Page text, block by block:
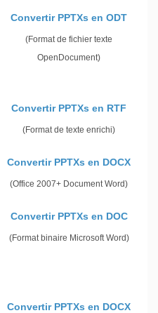
Convertir PPTXs en ODT
(Format de fichier texte
OpenDocument)
Convertir PPTXs en RTF
(Format de texte enrichi)
Convertir PPTXs en DOCX
(Office 2007+ Document Word)
Convertir PPTXs en DOC
(Format binaire Microsoft Word)
Convertir PPTXs en DOCX